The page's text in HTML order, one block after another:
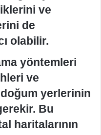
ve
de
olabilir.
yöntemleri
ve
doğum yerlerinin
Bu
haritalarının